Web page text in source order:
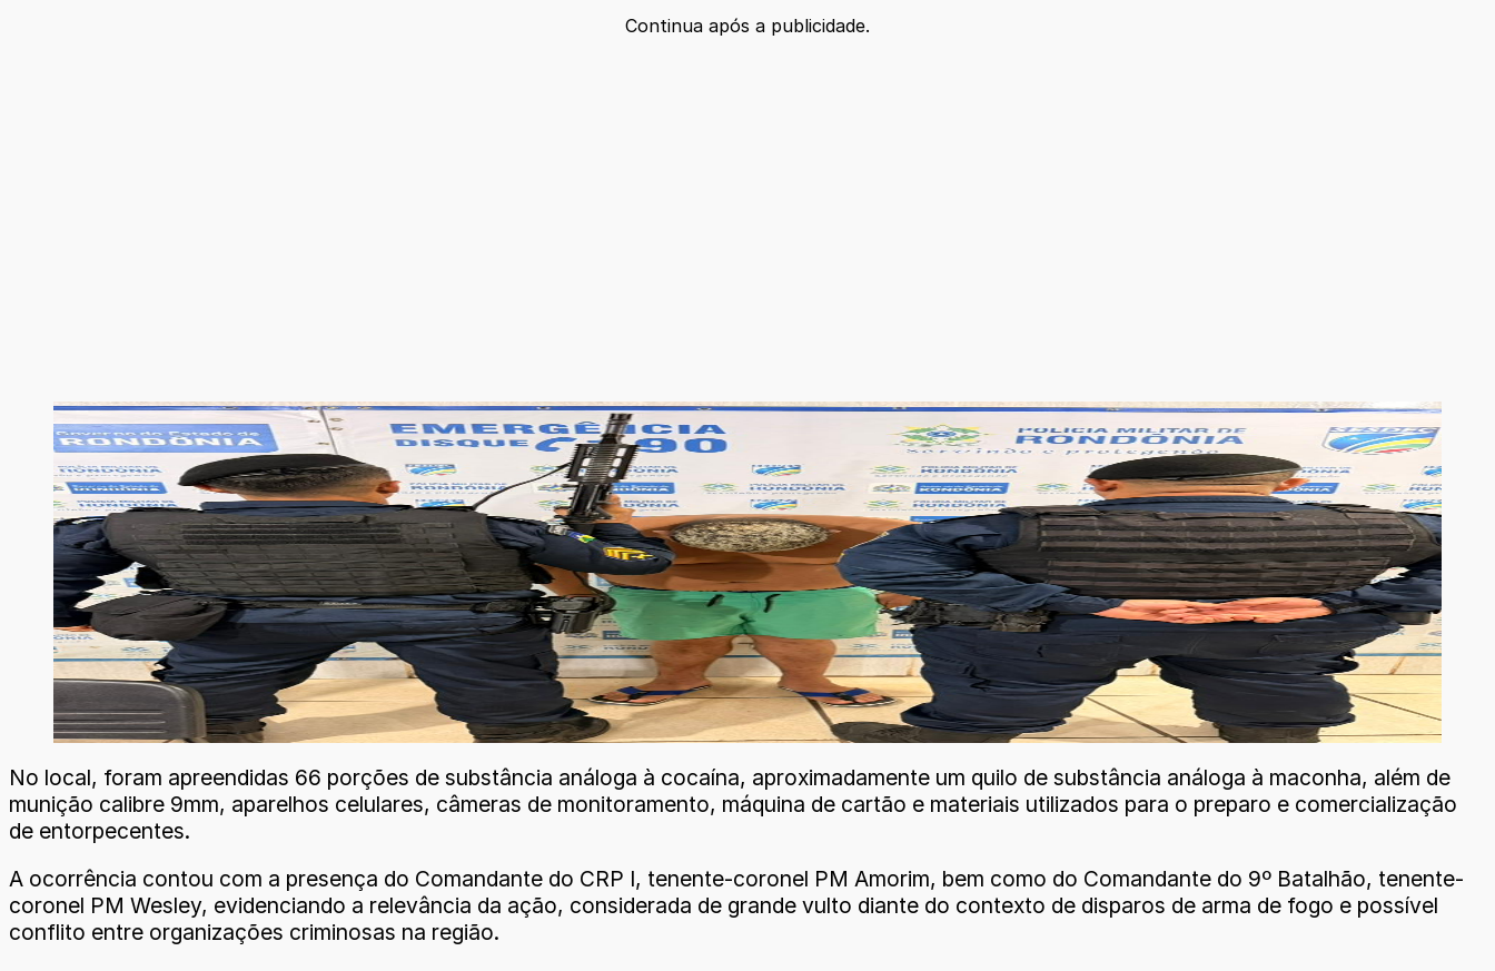
Continua após a publicidade.
No local, foram apreendidas 66 porções de substância análoga à cocaína, aproximadamente um quilo de substância análoga à maconha, além de
munição calibre 9mm, aparelhos celulares, câmeras de monitoramento, máquina de cartão e materiais utilizados para o preparo e comercialização
de entorpecentes.
A ocorrência contou com a presença do Comandante do CRP I, tenente-coronel PM Amorim, bem como do Comandante do 9º Batalhão, tenente-
coronel PM Wesley, evidenciando a relevância da ação, considerada de grande vulto diante do contexto de disparos de arma de fogo e possível
conflito entre organizações criminosas na região.